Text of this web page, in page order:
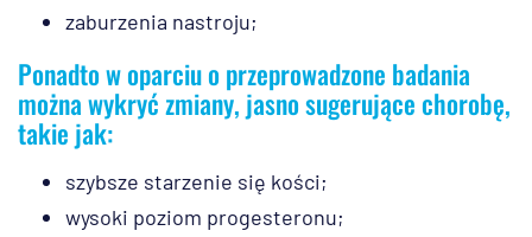
zaburzenia nastroju;
Ponadto w oparciu o przeprowadzone badania
można wykryć zmiany, jasno sugerujące chorobę,
takie jak:
szybsze starzenie się kości;
wysoki poziom progesteronu;